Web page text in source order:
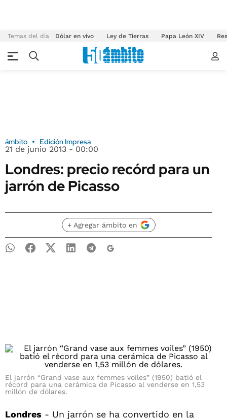
Temas del día Dólar en vivo Ley de Tierras Papa León XIV
ámbito Edición Impresa
21 de junio 2013 - 00:00
Londres: precio recórd para un
jarrón de Picasso
+ Agregar ámbito en
El jarrón “Grand vase aux femmes voiles” (1950) batió el
récord para una cerámica de Picasso al venderse en 1,53
millón de dólares.
Londres - Un jarrón se ha convertido en la